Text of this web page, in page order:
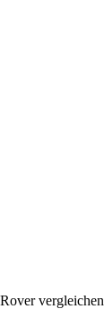
vergleichen